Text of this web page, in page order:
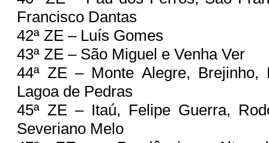
Francisco Dantas
42ª ZE – Luís Gomes
43ª ZE – São Miguel e Venha Ver
44ª ZE – Monte Alegre, Brejinho,
Lagoa de Pedras
45ª ZE – Itaú, Felipe Guerra,
Severiano Melo